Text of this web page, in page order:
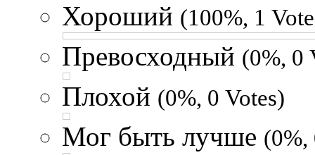
Хороший (100%, 1
Превосходный (0%, 0
Плохой (0%, 0 Votes)
Мог быть лучше (0%,